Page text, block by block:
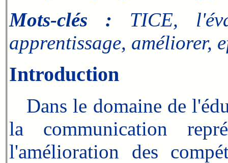
Mots-clés : TICE,
apprentissage, améliorer,
Introduction
Dans le domaine de
la communication
l'amélioration des